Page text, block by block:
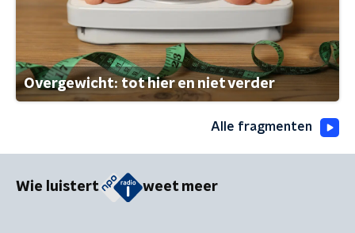
Overgewicht: tot hier en niet verder
Alle fragmenten
Wie luistert weet meer